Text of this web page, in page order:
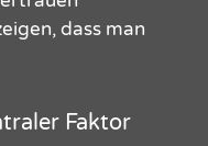
dass man
Faktor